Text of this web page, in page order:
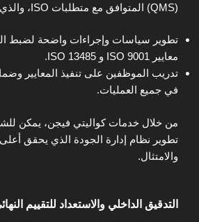
(QMS) المتوافق مع متطلبات ISO، والذي يشمل:
تطوير سياسات وإجراءات واضحة لضبط
معايير ISO 9001 و ISO 13485.
تدريب الموظفين على تنفيذ المعايير
في جميع العمليات.
من خلال خدمات كواليتي فيجن، يمكن
تطوير نظام إدارة الجودة الذي يحقق
والامتثال.
التدقيق الداخلي والاستعداد للتقييم